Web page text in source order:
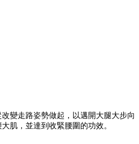
變走路姿勢做起，以邁開大腿大步向
肌，並達到收緊腰圍的功效。